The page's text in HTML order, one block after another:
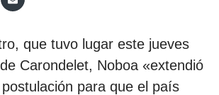
que tuvo lugar este jueves
Carondelet, Noboa «extendió
para que el país